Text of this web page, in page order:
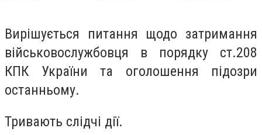
Вирішується питання щодо затримання
військовослужбовця в порядку ст.208
КПК України та оголошення підозри
останньому.
Тривають слідчі дії.